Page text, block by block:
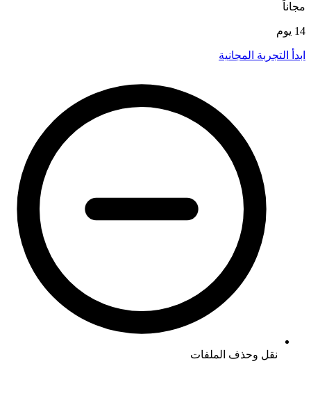
مجاناً
14 يوم
ابدأ التجربة المجانية
نقل وحذف الملفات